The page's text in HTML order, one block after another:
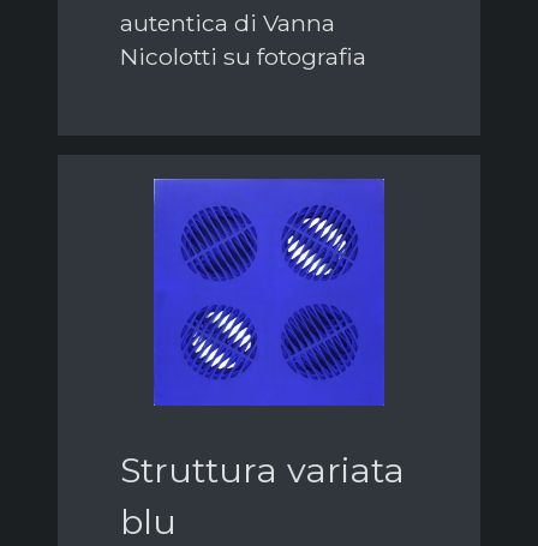
autentica di Vanna
Nicolotti su fotografia
Struttura variata
blu